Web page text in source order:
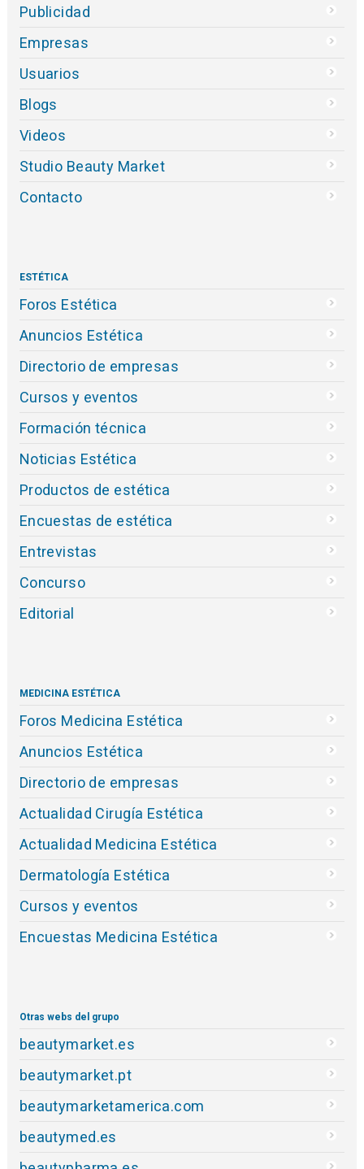
Publicidad
Empresas
Usuarios
Blogs
Videos
Studio Beauty Market
Contacto
ESTÉTICA
Foros Estética
Anuncios Estética
Directorio de empresas
Cursos y eventos
Formación técnica
Noticias Estética
Productos de estética
Encuestas de estética
Entrevistas
Concurso
Editorial
MEDICINA ESTÉTICA
Foros Medicina Estética
Anuncios Estética
Directorio de empresas
Actualidad Cirugía Estética
Actualidad Medicina Estética
Dermatología Estética
Cursos y eventos
Encuestas Medicina Estética
Otras webs del grupo
beautymarket.es
beautymarket.pt
beautymarketamerica.com
beautymed.es